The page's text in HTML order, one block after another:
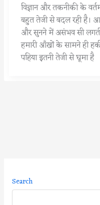
विज्ञान और तकनीकी के
बहुत तेजी से बदल रही है।
और सुनने में असंभव सी
हमारी आँखों के सामने ही
पहिया इतनी तेजी से घूमा है
Search